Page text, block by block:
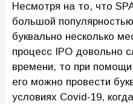
Несмотря на то, что
большой
буквально несколько
процесс IPO довольно
времени, то при помощи
его можно провести
условиях Covid-19,